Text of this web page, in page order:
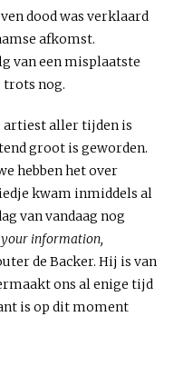
dood was verklaard
afkomst.
van een misplaatste
trots nog.
artiest aller tijden is
groot is geworden.
hebben het over
kwam inmiddels al
van vandaag nog
information,
de Backer. Hij is van
ons al enige tijd
is op dit moment